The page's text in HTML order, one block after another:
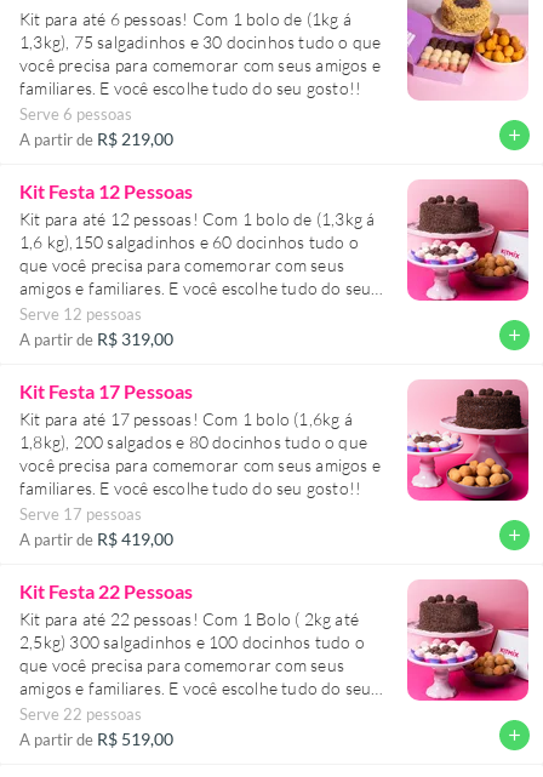
Kit para até 6 pessoas! Com 1 bolo de (1kg á
1,3kg), 75 salgadinhos e 30 docinhos tudo o que
você precisa para comemorar com seus amigos e
familiares. E você escolhe tudo do seu gosto!!
Serve 6 pessoas
A partir de R$ 219,00 add
Kit Festa 12 Pessoas
Kit para até 12 pessoas! Com 1 bolo de (1,3kg á
1,6 kg),150 salgadinhos e 60 docinhos tudo o
que você precisa para comemorar com seus
amigos e familiares. E você escolhe tudo do seu
gosto!!
Serve 12 pessoas
A partir de R$ 319,00 add
Kit Festa 17 Pessoas
Kit para até 17 pessoas! Com 1 bolo (1,6kg á
1,8kg), 200 salgados e 80 docinhos tudo o que
você precisa para comemorar com seus amigos e
familiares. E você escolhe tudo do seu gosto!!
Serve 17 pessoas
A partir de R$ 419,00 add
Kit Festa 22 Pessoas
Kit para até 22 pessoas! Com 1 Bolo ( 2kg até
2,5kg) 300 salgadinhos e 100 docinhos tudo o
que você precisa para comemorar com seus
amigos e familiares. E você escolhe tudo do seu
gosto!!
Serve 22 pessoas
A partir de R$ 519,00 add